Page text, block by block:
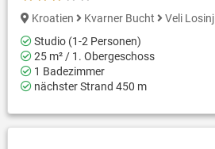
Kroatien Kvarner Bucht
Veli Losinj
Studio (1-2 Personen)
25 m² / 1. Obergeschoss
1 Badezimmer
nächster Strand 450 m